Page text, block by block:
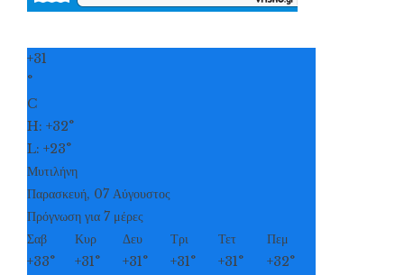
+31
°
C
H: +32°
L: +23°
Μυτιλήνη
Παρασκευή, 07 Αύγουστος
Πρόγνωση για 7 μέρες
Σαβ
Κυρ Δευ Τρι Τετ
Πεμ
+33° +31° +31° +31° +31° +32°